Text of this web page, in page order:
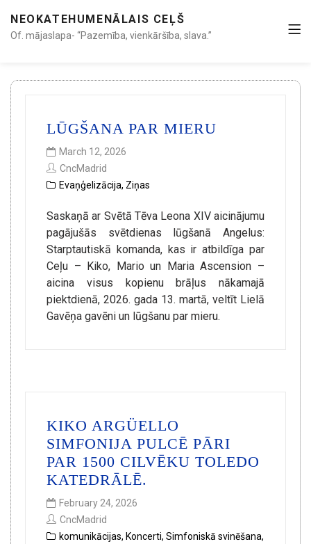
NEOKATEHUMENĀLAIS CEĻŠ
Of. mājaslapa- “Pazemība, vienkāršība, slava.”
LŪGŠANA PAR MIERU
March 12, 2026
CncMadrid
Evaņģelizācija, Ziņas
Saskaņā ar Svētā Tēva Leona XIV aicinājumu
pagājušās svētdienas lūgšanā Angelus:
Starptautiskā komanda, kas ir atbildīga par
Ceļu – Kiko, Mario un Maria Ascension –
aicina visus kopienu brāļus nākamajā
piektdienā, 2026. gada 13. martā, veltīt Lielā
Gavēņa gavēni un lūgšanu par mieru.
KIKO ARGÜELLO
SIMFONIJA PULCĒ PĀRI
PAR 1500 CILVĒKU TOLEDO
KATEDRĀLĒ.
February 24, 2026
CncMadrid
komunikācijas, Koncerti, Simfoniskā svinēšana,